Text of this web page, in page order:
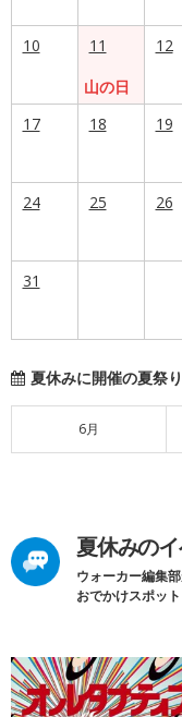
10
11
山の日
12
17
18 19
24 25 26
31
夏休みに開催の夏祭
6月
夏休みの
ウォーカー編集
おでかけスポット